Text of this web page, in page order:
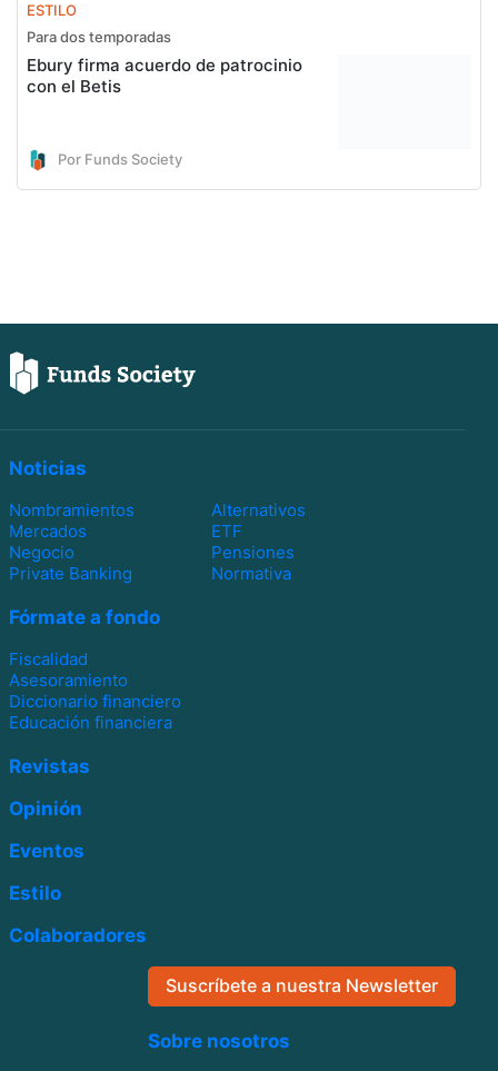
ESTILO
Para dos temporadas
Ebury firma acuerdo de patrocinio
con el Betis
Por Funds Society
Noticias
Nombramientos
Alternativos
Mercados
ETF
Negocio
Pensiones
Private Banking
Normativa
Fórmate a fondo
Fiscalidad
Asesoramiento
Diccionario financiero
Educación financiera
Revistas
Opinión
Eventos
Estilo
Colaboradores
Suscríbete a nuestra Newsletter
Sobre nosotros